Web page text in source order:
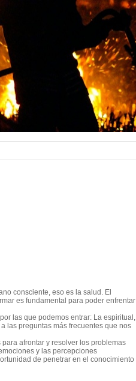
consciente, eso es la salud. El
es fundamental para poder enfrentar
las que podemos entrar: La espiritual,
las preguntas más frecuentes que nos
afrontar y resolver los problemas
y las percepciones
de penetrar en el conocimiento